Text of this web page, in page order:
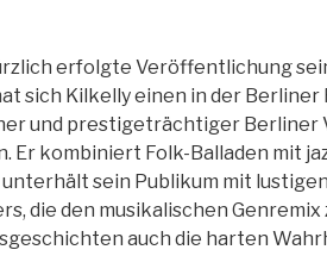
erfolgte Veröffentlichung
sich Kilkelly einen in der Berliner
und prestigeträchtiger Berliner
Er kombiniert Folk-Balladen mit
sein Publikum mit
die den musikalischen
auch die harten